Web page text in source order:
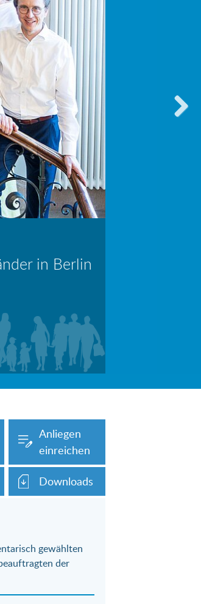
in Berlin
Information: Die Wohngeldstelle darf Nachweise über Bemühungen zur Aufnahme einer Erwerbstätigkeit fordern
auf dieser
Anliegen
einreichen
Downloads
gewählten
der